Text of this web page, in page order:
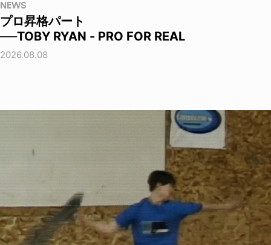
NEWS
プロ昇格パート
──TOBY RYAN - PRO FOR REAL
2026.08.08